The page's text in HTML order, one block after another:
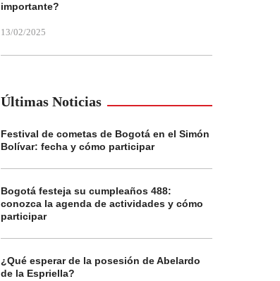
importante?
13/02/2025
Últimas Noticias
Festival de cometas de Bogotá en el Simón
Bolívar: fecha y cómo participar
Bogotá festeja su cumpleaños 488:
conozca la agenda de actividades y cómo
participar
¿Qué esperar de la posesión de Abelardo
de la Espriella?